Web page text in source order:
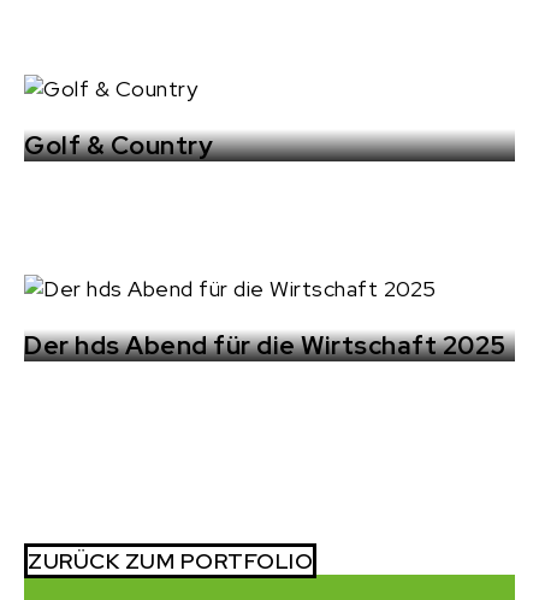
Golf & Country
Der hds Abend für die Wirtschaft 2025
ZURÜCK ZUM PORTFOLIO